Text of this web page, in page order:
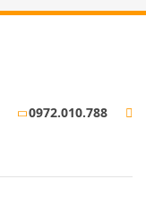
0972.010.788